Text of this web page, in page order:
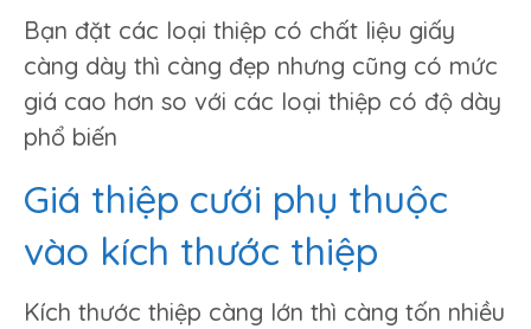
Bạn đặt các loại thiệp có chất liệu giấy
càng dày thì càng đẹp nhưng cũng có mức
giá cao hơn so với các loại thiệp có độ dày
phổ biến
Giá thiệp cưới phụ thuộc
vào kích thước thiệp
Kích thước thiệp càng lớn thì càng tốn nhiều